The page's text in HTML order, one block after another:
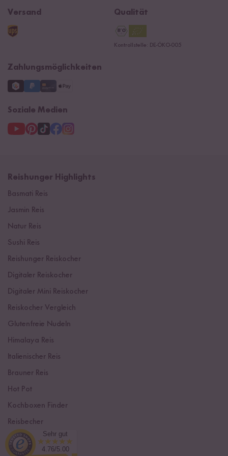
Kontaktformular
Navacopah
Reishunger Gutscheine
B2B
Datenschutzerklärung
Versand Qualität
Kontrollstelle: DE-ÖKO-005
Zahlungsmöglichkeiten
Soziale Medien
Reishunger Highlights
Basmati Reis
Jasmin Reis
Natur Reis
Sushi Reis
Reishunger Reiskocher
Digitaler Reiskocher
Digitaler Mini Reiskocher
Reiskocher Vergleich
Glutenfreie Nudeln
Himalaya Reis
Italienischer Reis
Brauner Reis
Hot Pot
Kochboxen Finder
Reisbecher
Sushi Einsteiger Box
Sehr gut
4.76/5.00